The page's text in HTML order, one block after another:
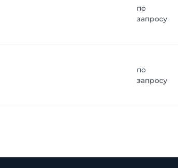
по
запросу
по
запросу